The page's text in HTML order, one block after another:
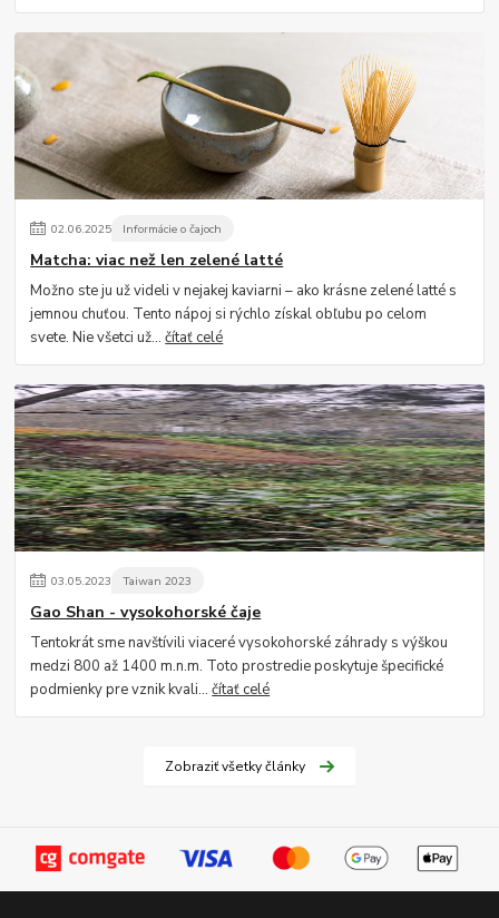
02.06.2025 Informácie o čajoch
Matcha: viac než len zelené latté
Možno ste ju už videli v nejakej kaviarni – ako krásne zelené latté s
jemnou chuťou. Tento nápoj si rýchlo získal obľubu po celom
svete. Nie všetci už...čítať celé
03.05.2023 Taiwan 2023
Gao Shan - vysokohorské čaje
Tentokrát sme navštívili viaceré vysokohorské záhrady s výškou
medzi 800 až 1400 m.n.m. Toto prostredie poskytuje špecifické
podmienky pre vznik kvali...čítať celé
Zobraziť všetky články